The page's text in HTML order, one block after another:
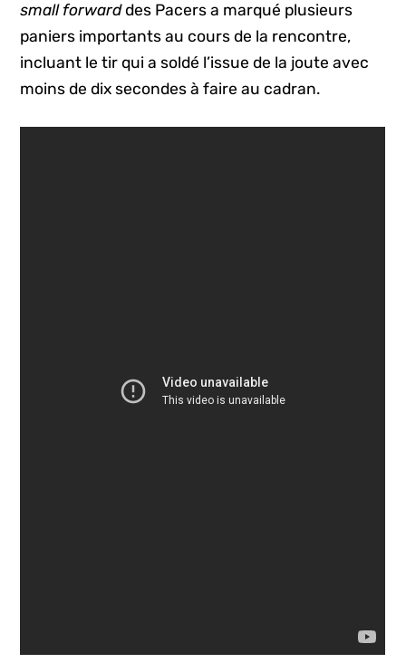
small forwarddes Pacers a marqué plusieurs
paniers importants au cours de la rencontre,
incluant le tir qui a soldé l’issue de la joute avec
moins de dix secondes à faire au cadran.